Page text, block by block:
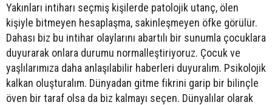
Yakınları intiharı seçmiş kişilerde patolojik utanç, ölen
kişiyle bitmeyen hesaplaşma, sakinleşmeyen öfke görülür.
Dahası biz bu intihar olaylarını abartılı bir sunumla çocuklara
duyurarak onlara durumu normalleştiriyoruz. Çocuk ve
yaşlılarımıza daha anlaşılabilir haberleri duyuralım. Psikolojik
kalkan oluşturalım. Dünyadan gitme fikrini garip bir bilinçle
öven bir taraf olsa da biz kalmayı seçen. Dünyalılar olarak